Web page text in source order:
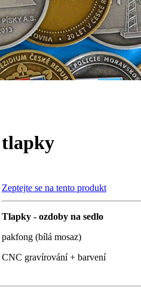
tlapky
Zeptejte se na tento produkt
Tlapky - ozdoby na sedlo
pakfong (bílá mosaz)
CNC gravírování + barvení